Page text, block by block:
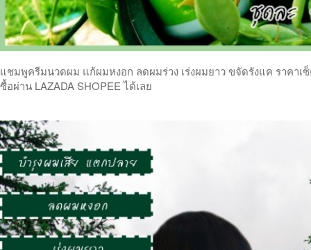
แชมพูครีมนวดผม แก้ผมหงอก ลดผมร่วง เร่งผมยาว ขจัดรังแค ราคาเ
ซื้อผ่าน LAZADA SHOPEE ได้เลย